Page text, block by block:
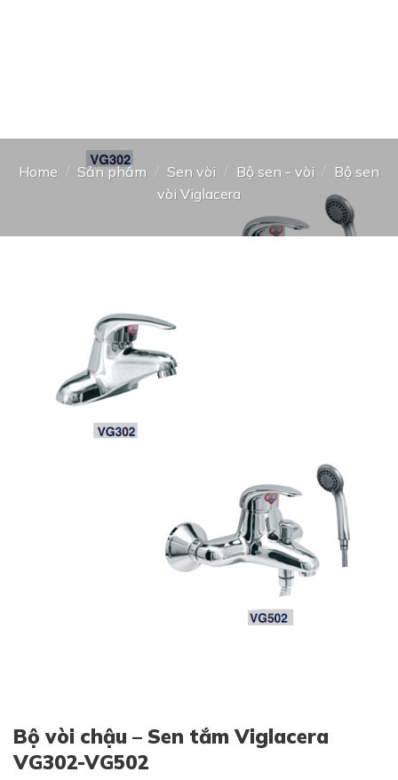
Home / Sản phẩm / Sen vòi / Bộ sen - vòi / Bộ sen
vòi Viglacera
Bộ vòi chậu – Sen tắm Viglacera
VG302-VG502